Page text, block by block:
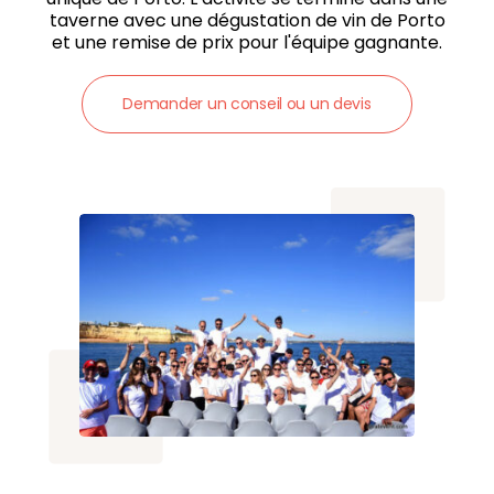
taverne avec une dégustation de vin de Porto
et une remise de prix pour l'équipe gagnante.
Demander un conseil ou un devis